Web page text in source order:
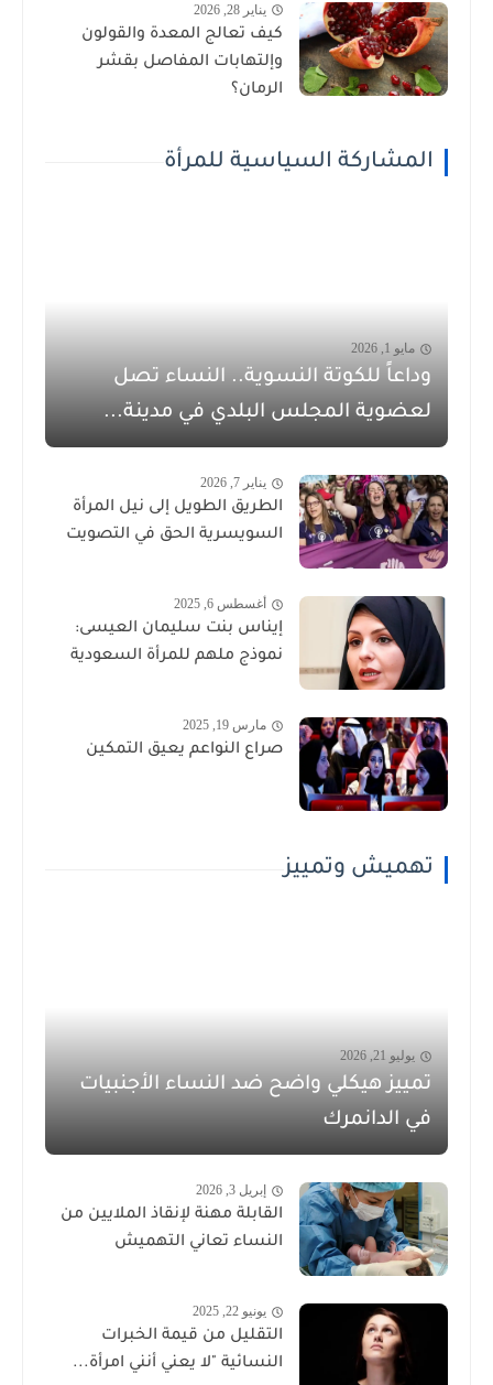
يناير 28, 2026
كيف تعالج المعدة والقولون
وإلتهابات المفاصل بقشر
الرمان؟
المشاركة السياسية للمرأة
مايو 1, 2026
وداعاً للكوتة النسوية.. النساء تصل
لعضوية المجلس البلدي في مدينة...
يناير 7, 2026
الطريق الطويل إلى نيل المرأة
السويسرية الحق في التصويت
أغسطس 6, 2025
إيناس بنت سليمان العيسى:
نموذج ملهم للمرأة السعودية
مارس 19, 2025
صراع النواعم يعيق التمكين
تهميش وتمييز
يوليو 21, 2026
تمييز هيكلي واضح ضد النساء الأجنبيات
في الدانمرك
إبريل 3, 2026
القابلة مهنة لإنقاذ الملايين من
النساء تعاني التهميش
يونيو 22, 2025
التقليل من قيمة الخبرات
النسائية "لا يعني أنني امرأة...